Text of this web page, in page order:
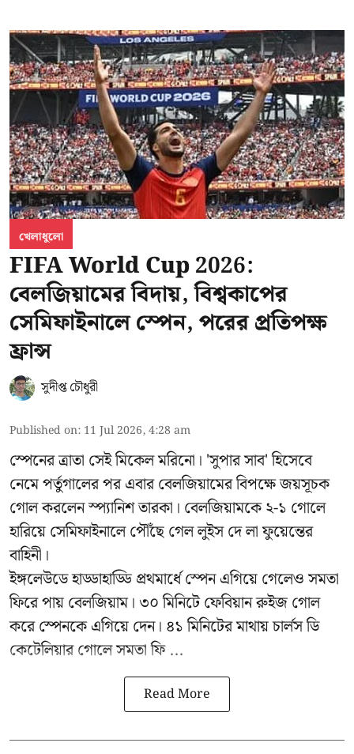
খেলাধুলো
FIFA World Cup 2026:
বেলজিয়ামের বিদায়, বিশ্বকাপের
সেমিফাইনালে স্পেন, পরের প্রতিপক্ষ
ফ্রান্স
সুদীপ্ত চৌধুরী
Published on: 11 Jul 2026, 4:28 am
স্পেনের ত্রাতা সেই মিকেল মরিনো। 'সুপার সাব' হিসেবে
নেমে পর্তুগালের পর এবার বেলজিয়ামের বিপক্ষে জয়সূচক
গোল করলেন স্প্যানিশ তারকা। বেলজিয়ামকে ২-১ গোলে
হারিয়ে সেমিফাইনালে পৌঁছে গেল লুইস দে লা ফুয়েন্তের
বাহিনী।
ইঙ্গলেউডে হাড্ডাহাড্ডি প্রথমার্ধে স্পেন এগিয়ে গেলেও সমতা
ফিরে পায় বেলজিয়াম। ৩০ মিনিটে ফেবিয়ান রুইজ গোল
করে স্পেনকে এগিয়ে দেন। ৪১ মিনিটের মাথায় চার্লস ডি
কেটেলিয়ার গোলে সমতা ফি ...
Read More